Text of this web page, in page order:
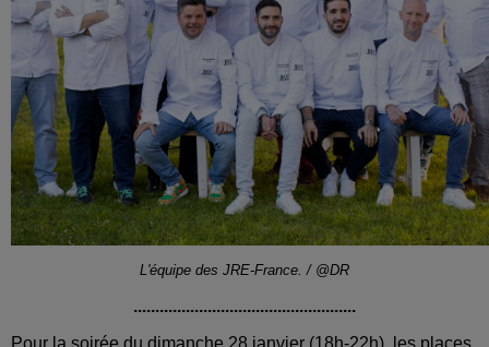
L'équipe des JRE-France. / @DR
...................................................